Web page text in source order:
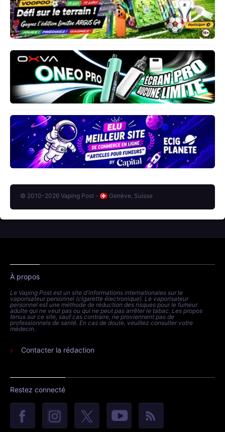
© 2010-2026 Vaping Post - Genève, Suisse
À propos
Le Vaping Post est un site d'informations internationales sur le
vaporisateur personnel (cigarette électronique). Le vaporisateur
personnel est une méthode de réduction des risques pour le fumeur
adulte qui ne veut pas ou qui ne peut pas arrêter le tabac. Les propos
tenus sur ce site, sauf cas contraire, ne proviennent pas de
professionnels de santé. En cas de doute, veuillez consulter votre
médecin.
Contacter la rédaction
Restez connecté